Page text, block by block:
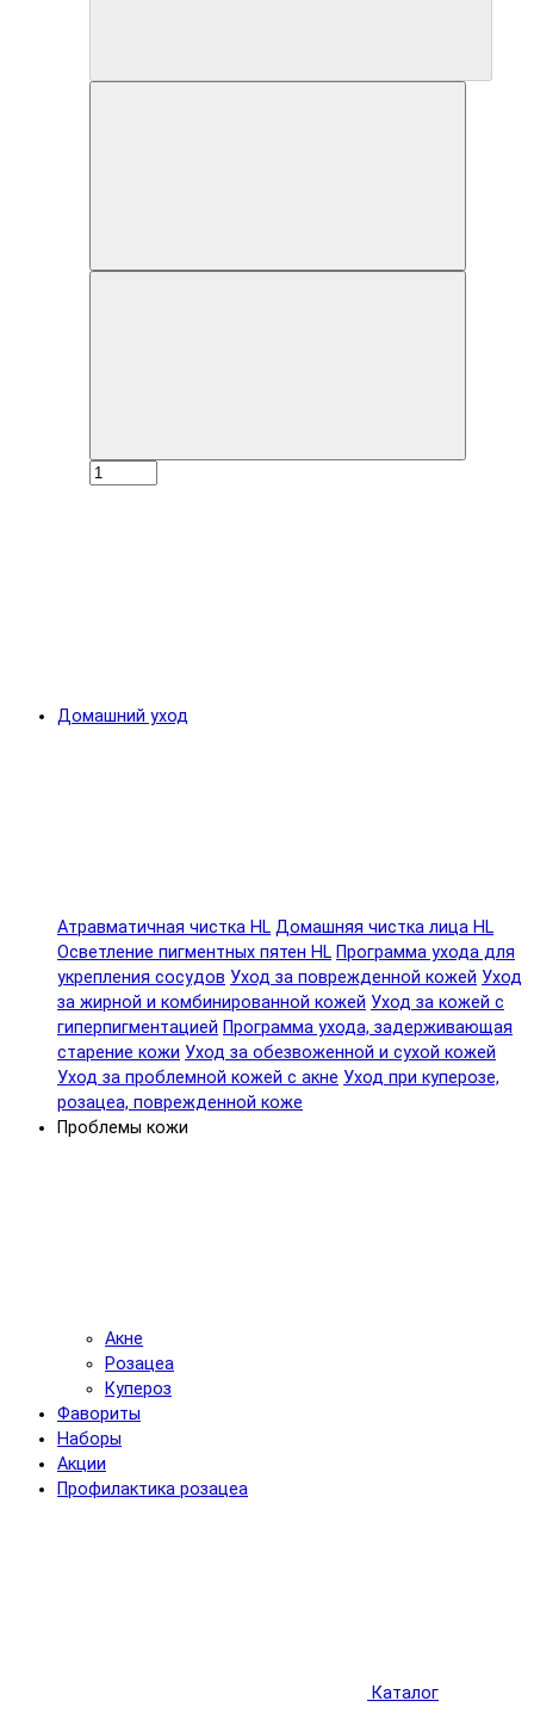
Домашний уход
Атравматичная чистка HL Домашняя чистка лица HL
Осветление пигментных пятен HL Программа ухода для
укрепления сосудов Уход за поврежденной кожей Уход
за жирной и комбинированной кожей Уход за кожей с
гиперпигментацией Программа ухода, задерживающая
старение кожи Уход за обезвоженной и сухой кожей
Уход за проблемной кожей с акне Уход при куперозе,
розацеа, поврежденной коже
Проблемы кожи
Акне
Розацеа
Купероз
Фавориты
Наборы
Акции
Профилактика розацеа
Каталог